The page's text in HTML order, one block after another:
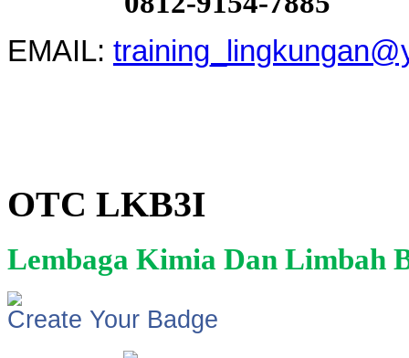
EMAIL:
OTC LKB3I
Lembaga Kimia Dan Limbah
Create Your Badge